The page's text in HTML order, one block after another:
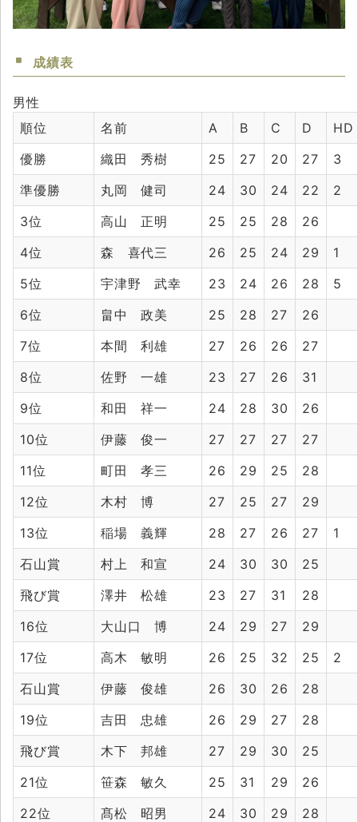
成績表
男性
順位
名前 A B C D
HD
優勝
織田 秀樹 25 27 20 27
3
準優勝
丸岡 健司 24 30 24 22
2
3位
高山 正明 25 25 28
26
4位
森 喜代三 26 25 24 29
1
5位
宇津野 武幸 23 24 26 28
5
6位
畠中 政美 25 28 27
26
7位
本間 利雄 27 26 26
27
8位
佐野 一雄 23 27 26
31
9位
和田 祥一 24 28 30
26
10位
伊藤 俊一 27 27 27
27
11位
町田 孝三 26 29 25
28
12位
木村 博 27 25 27
29
13位
稲場 義輝 28 27 26 27
1
石山賞
村上 和宣 24 30 30
25
飛び賞
澤井 松雄 23 27 31
28
16位
大山口 博 24 29 27
29
17位
高木 敏明 26 25 32 25
2
石山賞
伊藤 俊雄 26 30 26
28
19位
吉田 忠雄 26 29 27
28
飛び賞
木下 邦雄 27 29 30
25
21位
笹森 敏久 25 31 29
26
22位
髙松 昭男 24 30 29
28